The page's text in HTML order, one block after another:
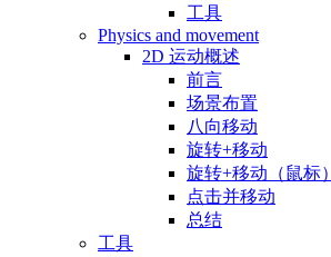
工具
Physics and movement
2D 运动概述
前言
场景布置
八向移动
旋转+移动
旋转+移动（鼠标）
点击并移动
总结
工具